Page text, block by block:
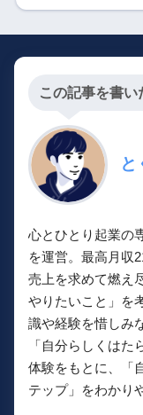
この記事を書い
と
心とひとり起業の
を運営。最高月収
売上を求めて燃え
やりたいこと」を
識や経験を惜しみ
「自分らしくは
体験をもとに、「
テップ」をわかり